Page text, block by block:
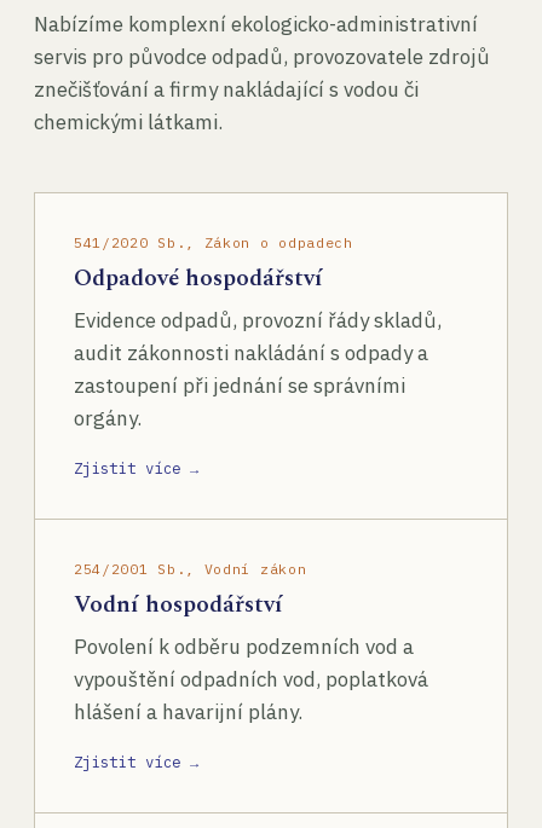
Nabízíme komplexní ekologicko-administrativní
servis pro původce odpadů, provozovatele zdrojů
znečišťování a firmy nakládající s vodou či
chemickými látkami.
541/2020 Sb., Zákon o odpadech
Odpadové hospodářství
Evidence odpadů, provozní řády skladů,
audit zákonnosti nakládání s odpady a
zastoupení při jednání se správními
orgány.
Zjistit více →
254/2001 Sb., Vodní zákon
Vodní hospodářství
Povolení k odběru podzemních vod a
vypouštění odpadních vod, poplatková
hlášení a havarijní plány.
Zjistit více →